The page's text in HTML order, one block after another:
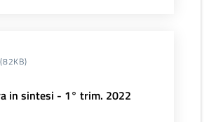
(82KB)
in sintesi - 1° trim. 2022